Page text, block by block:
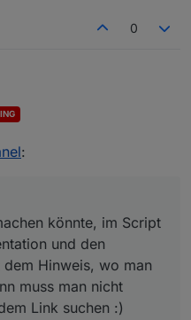
0
und den Changenotes eine
die Iconsymbole findet.
hier im Forum nach dem
?
HASP-
:
könnte, im Script
und den
Hinweis, wo man
muss man nicht
Link suchen :)